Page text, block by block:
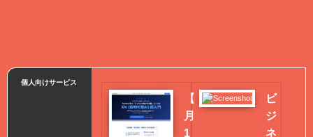
個人向けサービス
【
月
1
ビ
ジ
ネ